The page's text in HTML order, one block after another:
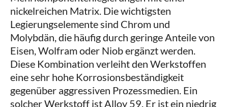
nickelreichen Matrix. Die wichtigsten
Legierungselemente sind Chrom und
Molybdän, die häufig durch geringe Anteile von
Eisen, Wolfram oder Niob ergänzt werden.
Diese Kombination verleiht den Werkstoffen
eine sehr hohe Korrosionsbeständigkeit
gegenüber aggressiven Prozessmedien. Ein
solcher Werkstoff ist Alloy 59. Er ist ein niedrig